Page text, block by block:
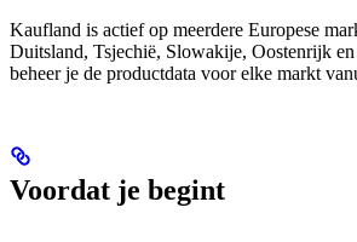
Kaufland is actief op meerdere Europese
Duitsland, Tsjechië, Slowakije, Oostenrijk
beheer je de productdata voor elke markt
Voordat je begint